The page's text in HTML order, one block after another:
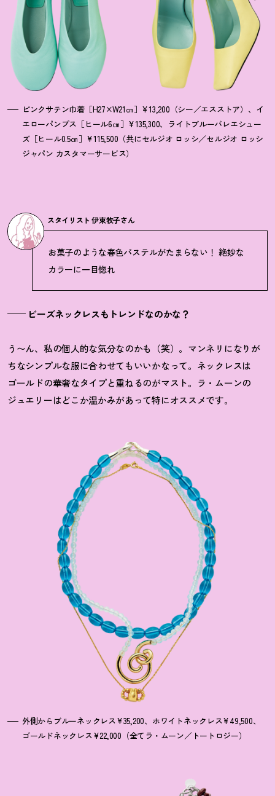
ピンクサテン巾着［H27×W21㎝］¥13,200（シー／エスストア）、イ
エローパンプス［ヒール6㎝］¥135,300、ライトブルーバレエシュー
ズ［ヒール0.5㎝］¥115,500（共にセルジオ ロッシ／セルジオ ロッシ
ジャパン カスタマーサービス）
スタイリスト 伊東牧子さん
お菓子のような春色パステルがたまらない ！ 絶妙な
カラーに一目惚れ
—— ビーズネックレスもトレンドなのかな？
う〜ん、私の個人的な気分なのかも（笑）。マンネリになりが
ちなシンプルな服に合わせてもいいかなって。ネックレスは
ゴールドの華奢なタイプと重ねるのがマスト。ラ・ムーンの
ジュエリーはどこか温かみがあって特にオススメです。
外側からブルーネックレス¥35,200、ホワイトネックレス¥49,500、
ゴールドネックレス¥22,000（全てラ・ムーン／トートロジー）